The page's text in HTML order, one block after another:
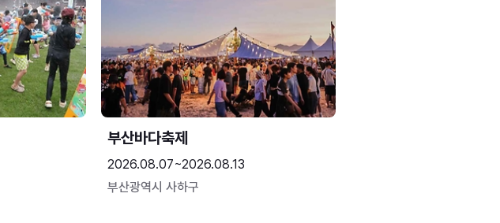
부산바다축제
2026.08.07~2026.08.13
부산광역시 사하구